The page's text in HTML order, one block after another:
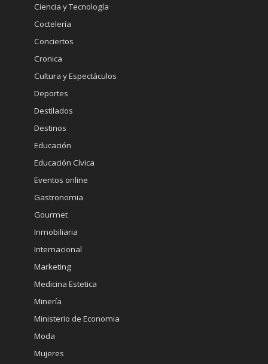
Ciencia y Tecnología
Coctelería
Conciertos
Cronica
Cultura y Espectáculos
Deportes
Destilados
Destinos
Educación
Educación Cívica
Eventos online
Gastronomia
Gourmet
Inmobiliaria
Internacional
Marketing
Medicina Estetica
Minería
Ministerio de Economia
Moda
Mujeres